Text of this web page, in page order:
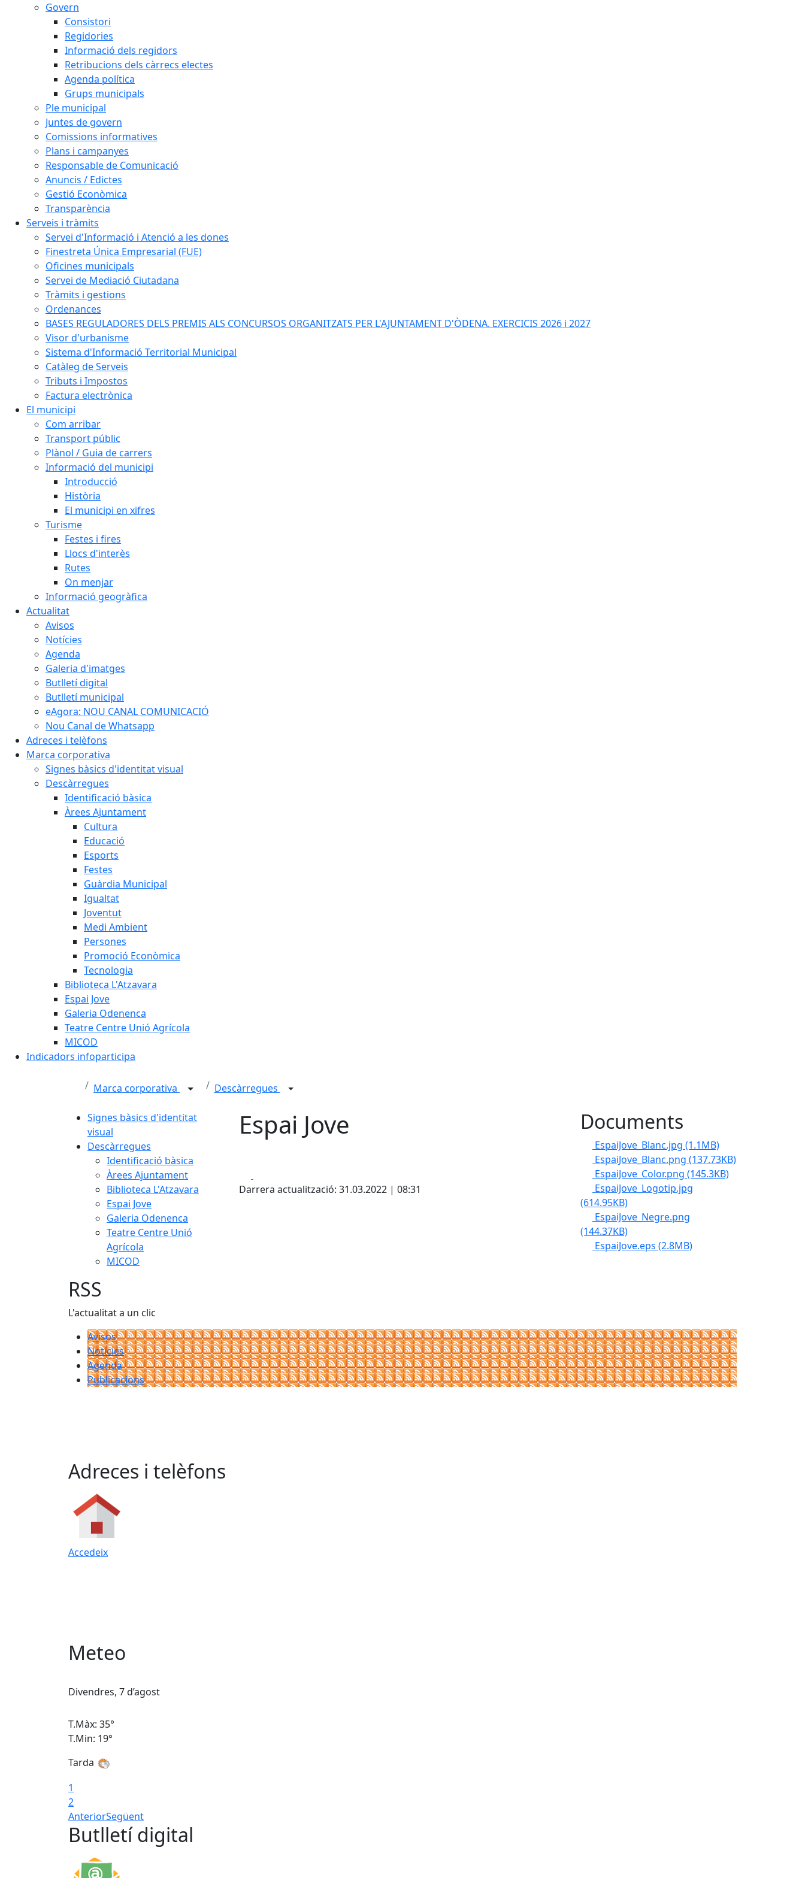
Govern
Consistori
Regidories
Informació dels regidors
Retribucions dels càrrecs electes
Agenda política
Grups municipals
Ple municipal
Juntes de govern
Comissions informatives
Plans i campanyes
Responsable de Comunicació
Anuncis / Edictes
Gestió Econòmica
Transparència
Serveis i tràmits
Servei d'Informació i Atenció a les dones
Finestreta Única Empresarial (FUE)
Oficines municipals
Servei de Mediació Ciutadana
Tràmits i gestions
Ordenances
BASES REGULADORES DELS PREMIS ALS CONCURSOS ORGANITZATS PER L'AJUNTAMENT D'ÒDENA. EXERCICIS 2026 i 2027
Visor d'urbanisme
Sistema d'Informació Territorial Municipal
Catàleg de Serveis
Tributs i Impostos
Factura electrònica
El municipi
Com arribar
Transport públic
Plànol / Guia de carrers
Informació del municipi
Introducció
Història
El municipi en xifres
Turisme
Festes i fires
Llocs d'interès
Rutes
On menjar
Informació geogràfica
Actualitat
Avisos
Notícies
Agenda
Galeria d'imatges
Butlletí digital
Butlletí municipal
eAgora: NOU CANAL COMUNICACIÓ
Nou Canal de Whatsapp
Adreces i telèfons
Marca corporativa
Signes bàsics d'identitat visual
Descàrregues
Identificació bàsica
Àrees Ajuntament
Cultura
Educació
Esports
Festes
Guàrdia Municipal
Igualtat
Joventut
Medi Ambient
Persones
Promoció Econòmica
Tecnologia
Biblioteca L'Atzavara
Espai Jove
Galeria Odenenca
Teatre Centre Unió Agrícola
MICOD
Indicadors infoparticipa
Marca corporativa Descàrregues
Signes bàsics d'identitat
visual
Descàrregues
Identificació bàsica
Àrees Ajuntament
Biblioteca L'Atzavara
Espai Jove
Galeria Odenenca
Teatre Centre Unió
Agrícola
MICOD
Espai Jove
Darrera actualització: 31.03.2022 | 08:31
Documents
EspaiJove_Blanc.jpg (1.1MB)
EspaiJove_Blanc.png (137.73KB)
EspaiJove_Color.png (145.3KB)
EspaiJove_Logotip.jpg
(614.95KB)
EspaiJove_Negre.png
(144.37KB)
EspaiJove.eps (2.8MB)
RSS
L'actualitat a un clic
Avisos
Notícies
Agenda
Publicacions
Adreces i telèfons
Accedeix
Meteo
Divendres, 7 d’agost
T.Màx: 35°
T.Min: 19°
Tarda
1
2
AnteriorSegüent
Butlletí digital